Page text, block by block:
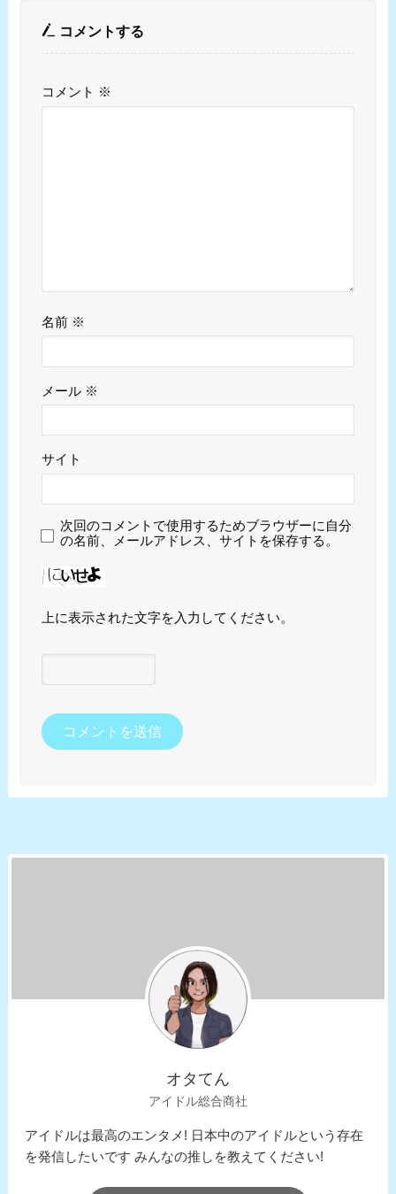
コメントする
コメント ※
名前 ※
メール ※
サイト
次回のコメントで使用するためブラウザーに自分
の名前、メールアドレス、サイトを保存する。
上に表示された文字を入力してください。
オタてん
アイドル総合商社
アイドルは最高のエンタメ! 日本中のアイドルという存在
を発信したいです みんなの推しを教えてください!